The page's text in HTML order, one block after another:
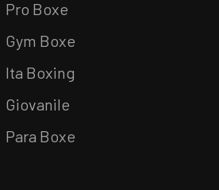
Pro Boxe
Gym Boxe
Ita Boxing
Giovanile
Para Boxe